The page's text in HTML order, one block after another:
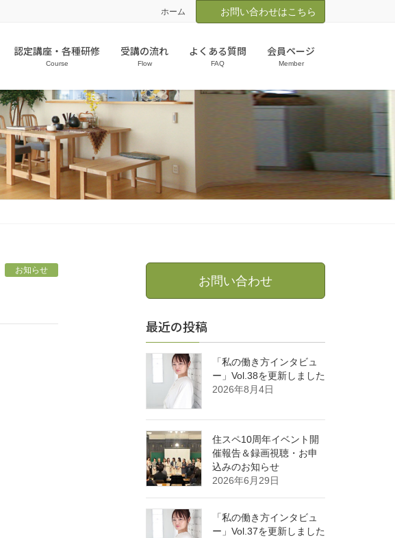
ホーム お問い合わせはこちら
認定講座・各種研修
Course
受講の流れ
Flow
よくある質問
FAQ
会員ページ
Member
お知らせ
お問い合わせ
最近の投稿
「私の働き方インタビュ
ー」Vol.38を更新しました
2026年8月4日
住スペ10周年イベント開
催報告＆録画視聴・お申
込みのお知らせ
2026年6月29日
「私の働き方インタビュ
ー」Vol.37を更新しました